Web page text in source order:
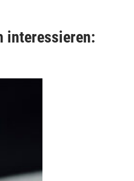
interessieren: